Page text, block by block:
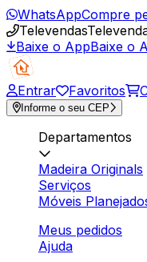
WhatsAppCompre
Televendas
Baixe o AppBaixe o
Entrar Favoritos
Informe o seu CEP
Departamentos
Madeira Originals
Serviços
Móveis
Meus pedidos
Ajuda